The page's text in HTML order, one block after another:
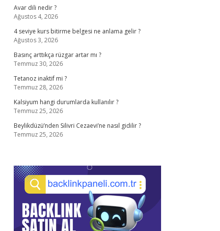
Avar dili nedir ?
Ağustos 4, 2026
4 seviye kurs bitirme belgesi ne anlama gelir ?
Ağustos 3, 2026
Basınç arttıkça rüzgar artar mı ?
Temmuz 30, 2026
Tetanoz inaktif mi ?
Temmuz 28, 2026
Kalsiyum hangi durumlarda kullanılır ?
Temmuz 25, 2026
Beylikdüzü’nden Silivri Cezaevi’ne nasıl gidilir ?
Temmuz 25, 2026